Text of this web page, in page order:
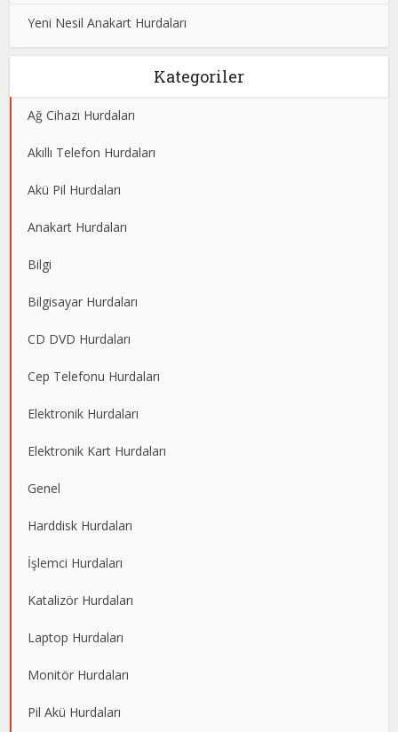
Yeni Nesil Anakart Hurdaları
Kategoriler
Ağ Cihazı Hurdaları
Akıllı Telefon Hurdaları
Akü Pil Hurdaları
Anakart Hurdaları
Bilgi
Bilgisayar Hurdaları
CD DVD Hurdaları
Cep Telefonu Hurdaları
Elektronik Hurdaları
Elektronik Kart Hurdaları
Genel
Harddisk Hurdaları
İşlemci Hurdaları
Katalizör Hurdaları
Laptop Hurdaları
Monitör Hurdaları
Pil Akü Hurdaları